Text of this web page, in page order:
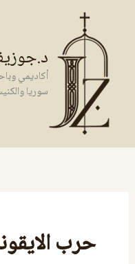
المحتوى
أكاديمي
سوريا
حرب